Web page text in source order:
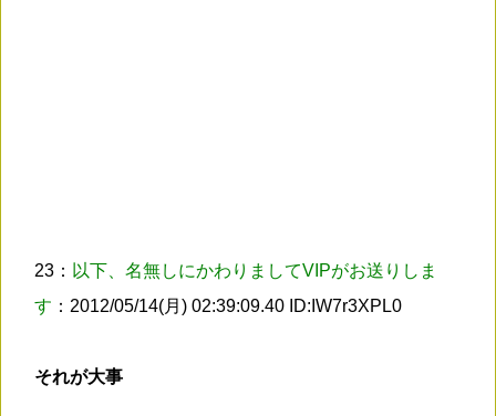
23： 以下、名無しにかわりましてVIPがお送りしま
す ：2012/05/14(月) 02:39:09.40 ID:IW7r3XPL0
それが大事